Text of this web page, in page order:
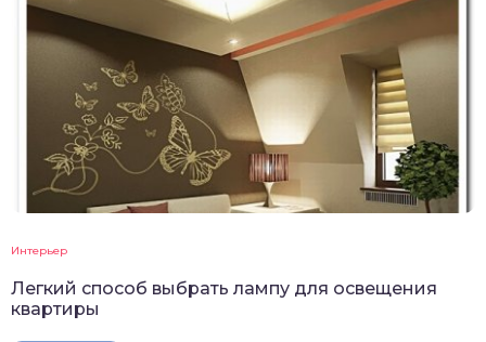
Интерьер
Легкий способ выбрать лампу для освещения
квартиры